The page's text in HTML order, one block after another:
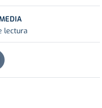
lectura